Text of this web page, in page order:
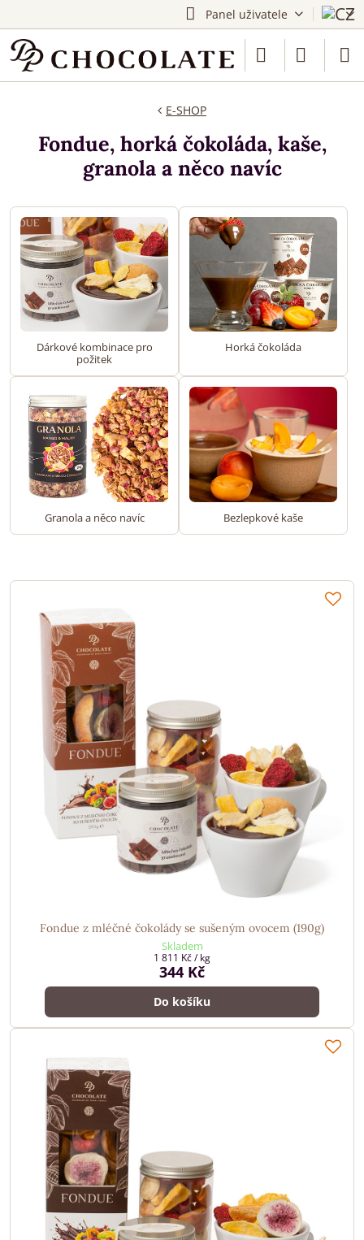
Panel uživatele
E-SHOP
Fondue, horká čokoláda, kaše,
granola a něco navíc
Dárkové kombinace pro
požitek
Horká čokoláda
Granola a něco navíc Bezlepkové kaše
Fondue z mléčné čokolády se sušeným ovocem (190g)
Skladem
344 Kč
1 811 Kč/ kg
Do košíku